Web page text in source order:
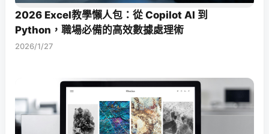
2026 Excel教學懶人包：從 Copilot AI 到
Python，職場必備的高效數據處理術
2026/1/27